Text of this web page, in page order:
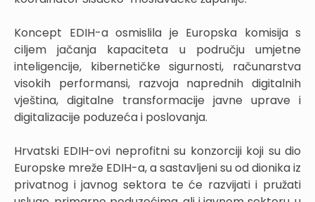
Koncept EDIH-a osmislila je Europska komisija s
ciljem jačanja kapaciteta u području umjetne
inteligencije, kibernetičke sigurnosti, računarstva
visokih performansi, razvoja naprednih digitalnih
vještina, digitalne transformacije javne uprave i
digitalizacije poduzeća i poslovanja.
Hrvatski EDIH-ovi neprofitni su konzorciji koji su dio
Europske mreže EDIH-a, a sastavljeni su od dionika iz
privatnog i javnog sektora te će razvijati i pružati